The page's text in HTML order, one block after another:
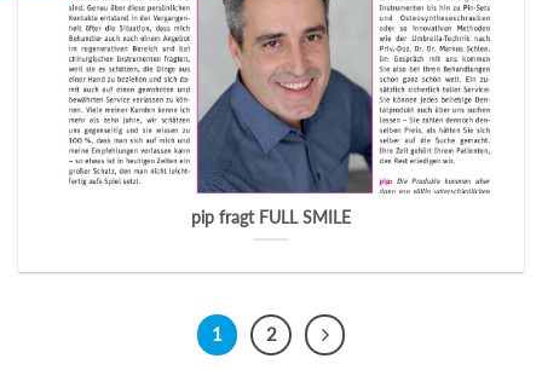
pip fragt FULL SMILE
1 2